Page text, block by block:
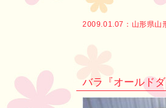
2009.01.07： 山形県山
バラ『オールド